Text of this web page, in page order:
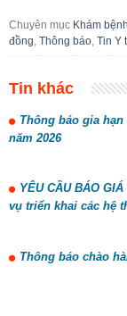
Chuyên mục Khám
đồng Thông báo Tin Y
Tin khác
Thông báo gia
năm 2026
YÊU CẦU BÁO
vụ triển khai các hệ
Thông báo chào